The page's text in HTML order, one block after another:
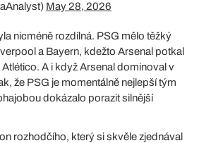
May 28, 2026
nicméně rozdílná. PSG mělo těžký
a Bayern, kdežto Arsenal potkal
A i když Arsenal dominoval v
že PSG je momentálně nejlepší tým
dokázalo porazit silnější
rozhodčího, který si skvěle zjednával